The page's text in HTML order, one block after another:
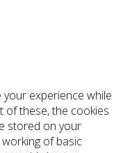
experience while
of these, the cookies
stored on your
of basic